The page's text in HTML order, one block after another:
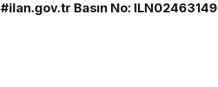
#ilan.gov.tr Basın No: ILN02463149